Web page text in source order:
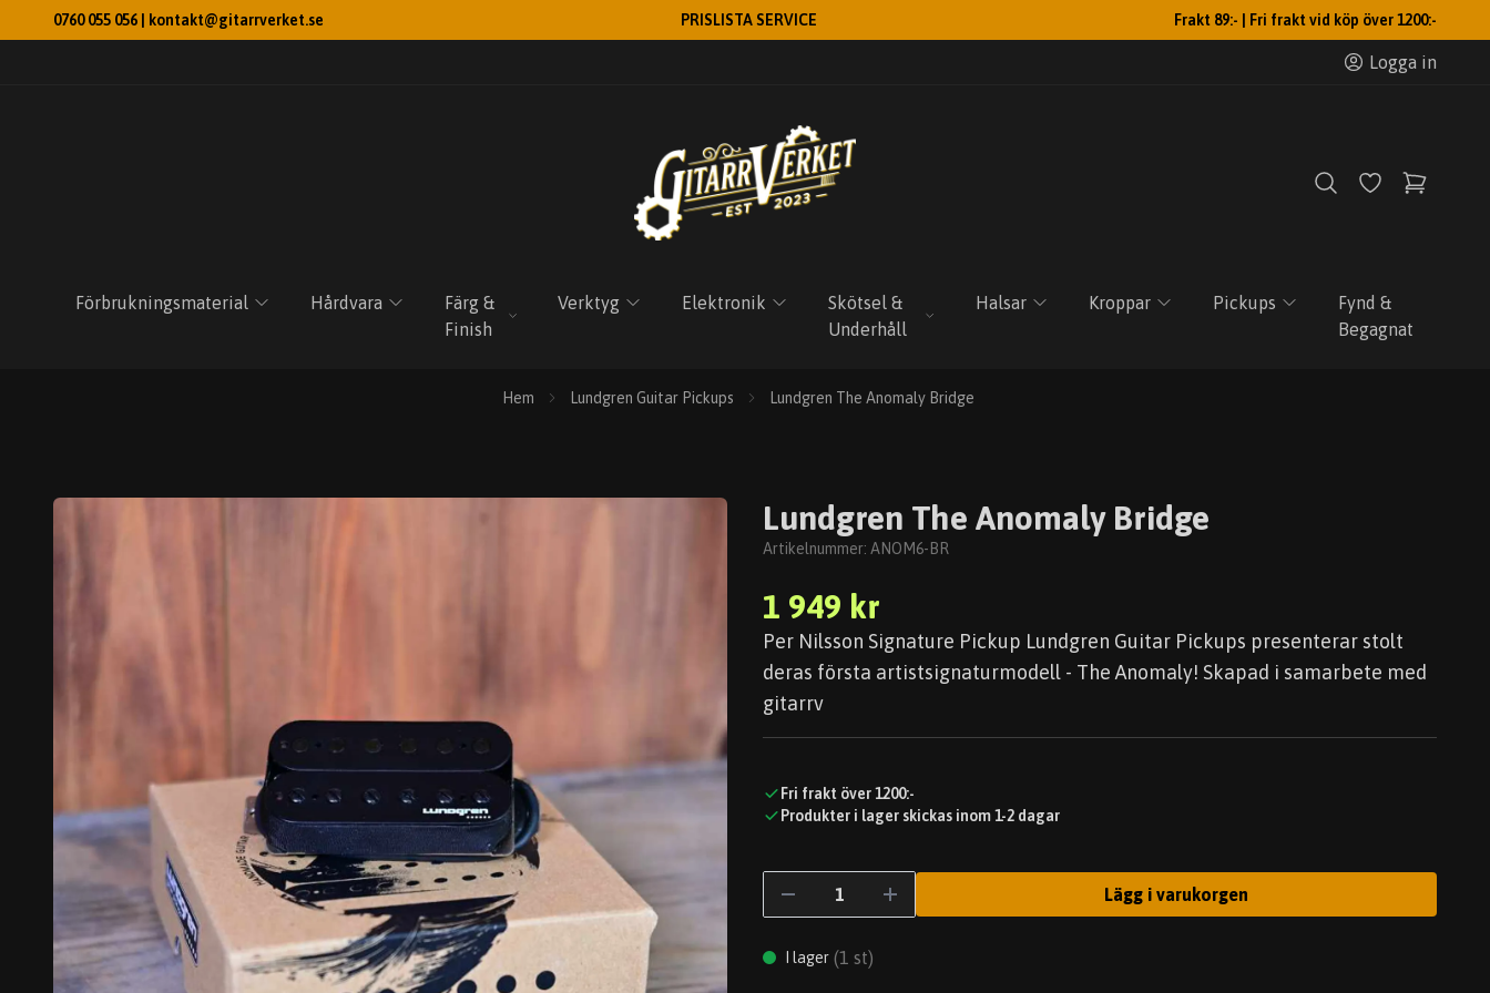
0760 055 056 | kontakt@gitarrverket.se PRISLISTA SERVICE Frakt 89:- | Fri frakt vid köp över 1200:-
Logga in
Förbrukningsmaterial Hårdvara
Färg &
Finish
Verktyg Elektronik
Skötsel &
Underhåll
Halsar Kroppar Pickups
Fynd &
Begagnat
Hem Lundgren Guitar Pickups Lundgren The Anomaly Bridge
Lundgren The Anomaly Bridge
Artikelnummer: ANOM6-BR
1 949 kr
Per Nilsson Signature Pickup Lundgren Guitar Pickups presenterar stolt
deras första artistsignaturmodell - The Anomaly! Skapad i samarbete med
gitarrv
Fri frakt över 1200:-
Produkter i lager skickas inom 1-2 dagar
Lägg i varukorgen
I lager (1 st)